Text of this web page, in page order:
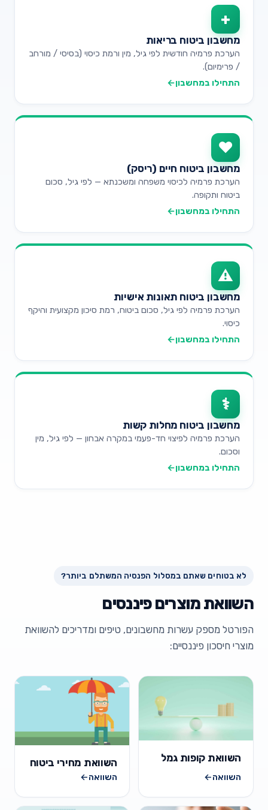
+
מחשבון ביטוח בריאות
הערכת פרמיה חודשית לפי גיל, מין ורמת כיסוי (בסיסי / מורחב
/ פרימיום).
התחילו במחשבון←
♥
מחשבון ביטוח חיים (ריסק)
הערכת פרמיה לכיסוי משפחה ומשכנתא — לפי גיל, סכום
ביטוח ותקופה.
התחילו במחשבון←
⚠
מחשבון ביטוח תאונות אישיות
הערכת פרמיה לפי גיל, סכום ביטוח, רמת סיכון מקצועית והיקף
כיסוי.
התחילו במחשבון←
⚕
מחשבון ביטוח מחלות קשות
הערכת פרמיה לפיצוי חד-פעמי במקרה אבחון — לפי גיל, מין
וסכום.
התחילו במחשבון←
לא בטוחים שאתם במסלול הפנסיה המשתלם ביותר?
השוואת מוצרים פיננסים
הפורטל מספק עשרות מחשבונים, טיפים ומדריכים להשוואת
מוצרי חיסכון פיננסיים:
השוואת קופות גמל
השוואה←
השוואת מחירי ביטוח
השוואה←